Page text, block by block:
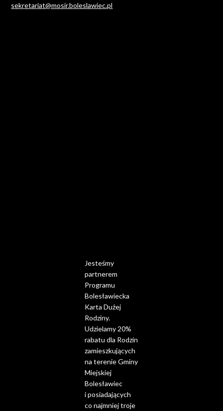
sekretariat@mosir.boleslawiec.pl
Jesteśmy
partnerem
Programu
Bolesławiecka
Karta Dużej
Rodziny.
Udzielamy 20%
rabatu dla Rodzin
zamieszkujących
na terenie Gminy
Miejskiej
Bolesławiec
i posiadających
co najmniej troje